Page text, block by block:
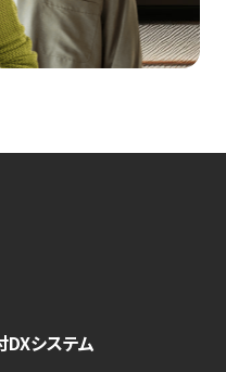
システム